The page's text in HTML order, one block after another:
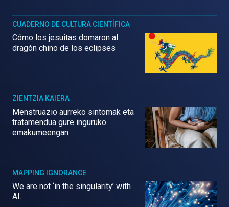
CUADERNO DE CULTURA CIENTÍFICA
Cómo los jesuitas domaron al
dragón chino de los eclipses
ZIENTZIA KAIERA
Menstruazio aurreko sintomak eta
tratamendua gure inguruko
emakumeengan
MAPPING IGNORANCE
We are not ‘in the singularity’ with
AI.